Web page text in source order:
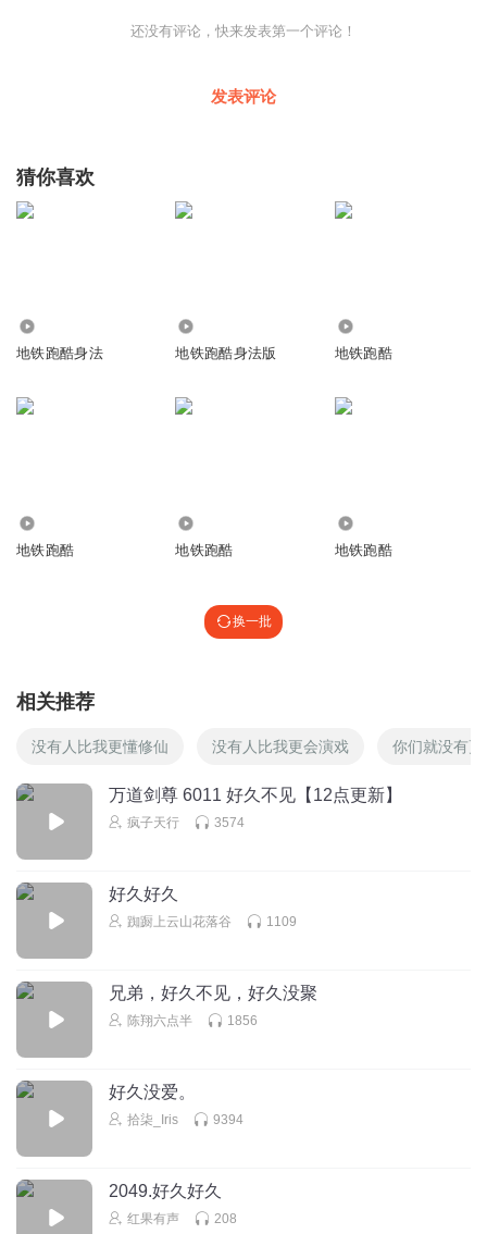
还没有评论，快来发表第一个评论！
发表评论
猜你喜欢
地铁跑酷身法 地铁跑酷身法版 地铁跑酷
地铁跑酷 地铁跑酷 地铁跑酷
换一批
相关推荐
没有人比我更懂修仙 没有人比我更会演戏 你们就没有
万道剑尊 6011 好久不见【12点更新】
疯子天行 3574
好久好久
踟蹰上云山花落谷 1109
兄弟，好久不见，好久没聚
陈翔六点半 1856
好久没爱。
拾柒_Iris 9394
2049.好久好久
红果有声 208